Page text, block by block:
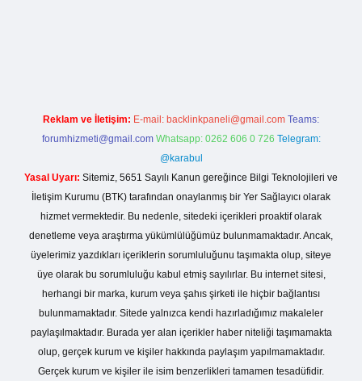
Reklam ve İletişim: E-mail: backlinkpaneli@gmail.com Teams:
forumhizmeti@gmail.com Whatsapp: 0262 606 0 726 Telegram:
@karabul
Yasal Uyarı: Sitemiz, 5651 Sayılı Kanun gereğince Bilgi Teknolojileri ve
İletişim Kurumu (BTK) tarafından onaylanmış bir Yer Sağlayıcı olarak
hizmet vermektedir. Bu nedenle, sitedeki içerikleri proaktif olarak
denetleme veya araştırma yükümlülüğümüz bulunmamaktadır. Ancak,
üyelerimiz yazdıkları içeriklerin sorumluluğunu taşımakta olup, siteye
üye olarak bu sorumluluğu kabul etmiş sayılırlar. Bu internet sitesi,
herhangi bir marka, kurum veya şahıs şirketi ile hiçbir bağlantısı
bulunmamaktadır. Sitede yalnızca kendi hazırladığımız makaleler
paylaşılmaktadır. Burada yer alan içerikler haber niteliği taşımamakta
olup, gerçek kurum ve kişiler hakkında paylaşım yapılmamaktadır.
Gerçek kurum ve kişiler ile isim benzerlikleri tamamen tesadüfidir.